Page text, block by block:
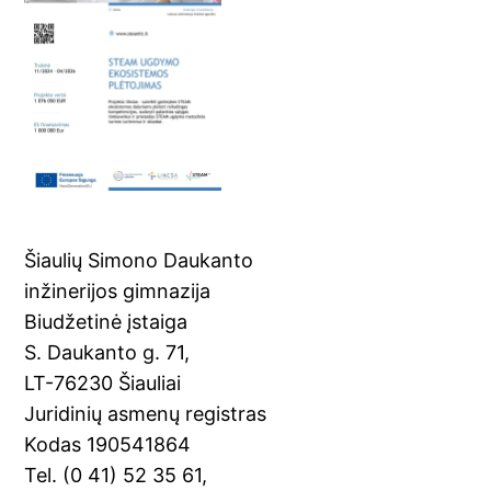
Šiaulių Simono Daukanto
inžinerijos gimnazija
Biudžetinė įstaiga
S. Daukanto g. 71,
LT-76230 Šiauliai
Juridinių asmenų registras
Kodas 190541864
Tel. (0 41) 52 35 61,